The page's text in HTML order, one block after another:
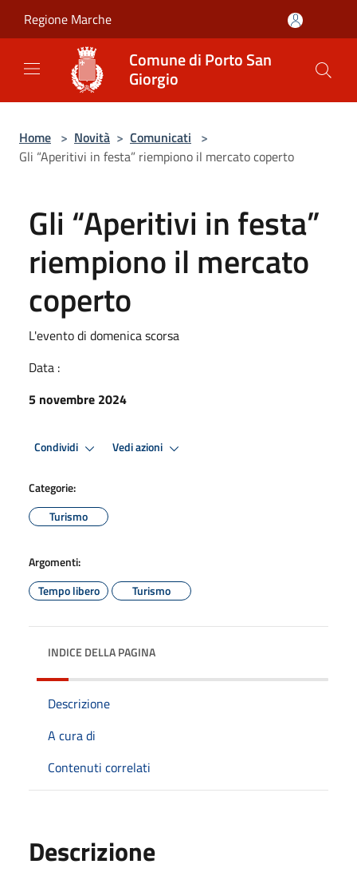
Regione Marche
Comune di Porto San
Giorgio
Home > Novità > Comunicati >
Gli “Aperitivi in festa” riempiono il mercato coperto
Gli “Aperitivi in festa”
riempiono il mercato
coperto
L'evento di domenica scorsa
Data :
5 novembre 2024
Condividi Vedi azioni
Categorie:
Turismo
Argomenti:
Tempo libero
Turismo
INDICE DELLA PAGINA
Descrizione
A cura di
Contenuti correlati
Descrizione